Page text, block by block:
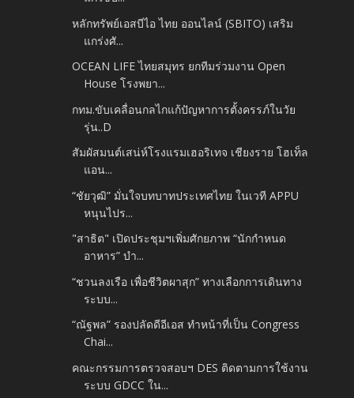
หลักทรัพย์เอสบีไอ ไทย ออนไลน์ (SBITO) เสริม
แกร่งศั...
OCEAN LIFE ไทยสมุทร ยกทีมร่วมงาน Open
House โรงพยา...
กทม.ขับเคลื่อนกลไกแก้ปัญหาการตั้งครรภ์ในวัย
รุ่น..D
สัมผัสมนต์เสน่ห์โรงแรมเฮอริเทจ เชียงราย โฮเท็ล
แอน...
“ชัยวุฒิ” มั่นใจบทบาทประเทศไทย ในเวที APPU
หนุนไปร...
"สาธิต" เปิดประชุมฯเพิ่มศักยภาพ “นักกำหนด
อาหาร” บำ...
“ชวนลงเรือ เพื่อชีวิตผาสุก” ทางเลือกการเดินทาง
ระบบ...
“ณัฐพล” รองปลัดดีอีเอส ทำหน้าที่เป็น Congress
Chai...
คณะกรรมการตรวจสอบฯ DES ติดตามการใช้งาน
ระบบ GDCC ใน...